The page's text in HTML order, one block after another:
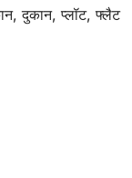
दुकान, प्लॉट, फ्लैट